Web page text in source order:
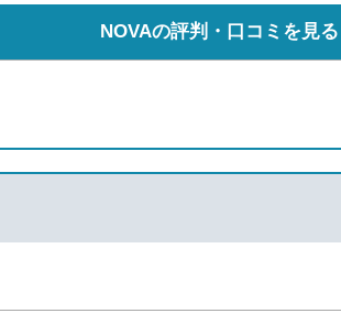
NOVAの評判・口コミを見る